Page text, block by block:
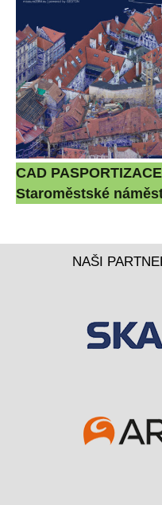
CAD PASPORTIZACE
Staroměstské
NAŠI